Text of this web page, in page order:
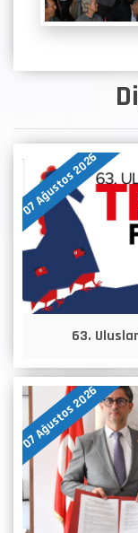
07 Ağustos 2026
63.
07 Ağustos 2026